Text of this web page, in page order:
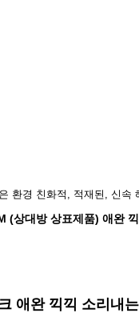
환경 친화적, 적재된, 신속
(상대방 상표제품) 애완
애완 끽끽 소리내